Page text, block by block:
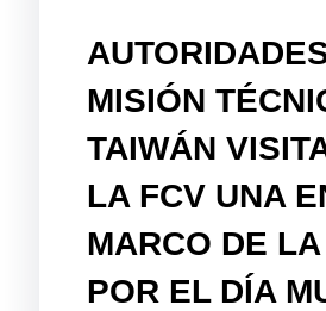
MISIÓN
TAIWÁN
LA FCV UNA
MARCO DE
POR EL DÍA